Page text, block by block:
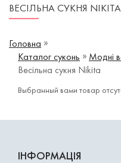
ВЕСІЛЬНА СУКНЯ NIKITA
Головна
Каталог суконь
Модні
Весільна сукня Nikita
Выбранный вами товар
ІНФОРМАЦІЯ